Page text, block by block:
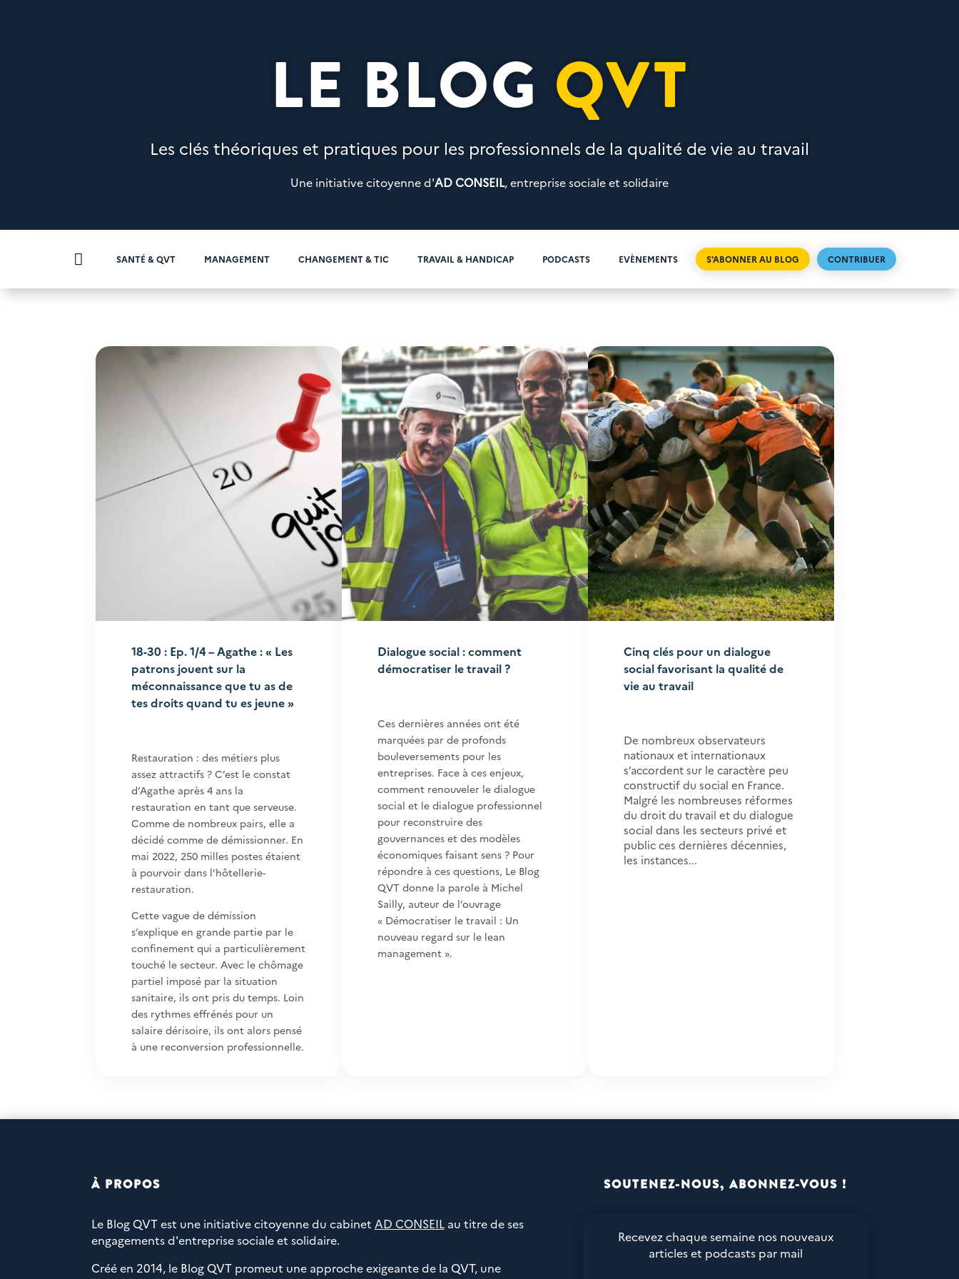
LE BLOG QVT
Les clés théoriques et pratiques pour les professionnels de la qualité de vie au travail
Une initiative citoyenne d'AD CONSEIL, entreprise sociale et solidaire
 SANTÉ & QVT MANAGEMENT CHANGEMENT & TIC TRAVAIL & HANDICAP PODCASTS EVÈNEMENTS S'ABONNER AU BLOG CONTRIBUER
18-30 : Ep. 1/4 – Agathe : « Les
patrons jouent sur la
méconnaissance que tu as de
tes droits quand tu es jeune »
Restauration : des métiers plus
assez attractifs ? C’est le constat
d’Agathe après 4 ans la
restauration en tant que serveuse.
Comme de nombreux pairs, elle a
décidé comme de démissionner. En
mai 2022, 250 milles postes étaient
à pourvoir dans l’hôtellerie-
restauration.
Cette vague de démission
s’explique en grande partie par le
confinement qui a particulièrement
touché le secteur. Avec le chômage
partiel imposé par la situation
sanitaire, ils ont pris du temps. Loin
des rythmes effrénés pour un
salaire dérisoire, ils ont alors pensé
à une reconversion professionnelle.
Dialogue social : comment
démocratiser le travail ?
Ces dernières années ont été
marquées par de profonds
bouleversements pour les
entreprises. Face à ces enjeux,
comment renouveler le dialogue
social et le dialogue professionnel
pour reconstruire des
gouvernances et des modèles
économiques faisant sens ? Pour
répondre à ces questions, Le Blog
QVT donne la parole à Michel
Sailly, auteur de l’ouvrage
« Démocratiser le travail : Un
nouveau regard sur le lean
management ».
Cinq clés pour un dialogue
social favorisant la qualité de
vie au travail
De nombreux observateurs
nationaux et internationaux
s’accordent sur le caractère peu
constructif du social en France.
Malgré les nombreuses réformes
du droit du travail et du dialogue
social dans les secteurs privé et
public ces dernières décennies,
les instances...
À PROPOS
Le Blog QVT est une initiative citoyenne du cabinet AD CONSEILau titre de ses
engagements d'entreprise sociale et solidaire.
Créé en 2014, le Blog QVT promeut une approche exigeante de la QVT, une
SOUTENEZ-NOUS, ABONNEZ-VOUS !
Recevez chaque semaine nos nouveaux
articles et podcasts par mail